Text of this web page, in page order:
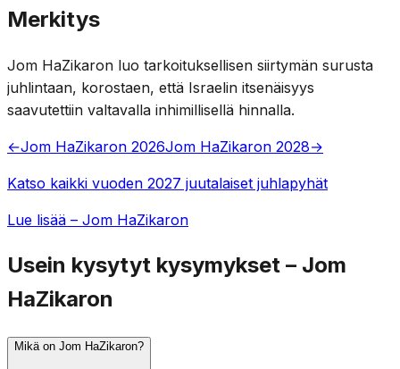
Merkitys
Jom HaZikaron luo tarkoituksellisen siirtymän surusta
juhlintaan, korostaen, että Israelin itsenäisyys
saavutettiin valtavalla inhimillisellä hinnalla.
←Jom HaZikaron 2026Jom HaZikaron 2028→
Katso kaikki vuoden 2027 juutalaiset juhlapyhät
Lue lisää – Jom HaZikaron
Usein kysytyt kysymykset – Jom
HaZikaron
Mikä on Jom HaZikaron?